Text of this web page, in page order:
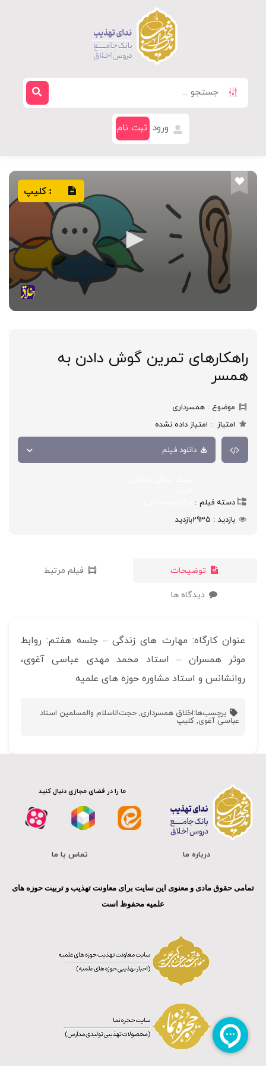
ورود ثبت نام
: کلیپ
راهکارهای تمرین گوش دادن به
همسر
موضوع
همسرداری
امتیاز
امتیاز داده نشده
دانلود فیلم
دسته فیلم
بازدید
2935بازدید
توضیحات فیلم مرتبط
دیدگاه ها
عنوان کارگاه: مهارت های زندگی – جلسه هفتم: روابط
موثر همسران – استاد محمد مهدی عباسی آغوی،
روانشانس و استاد مشاوره حوزه های علمیه
برچسب‌ها:اخلاق همسرداری,حجت‌الاسلام والمسلمین استاد
عباسی آغوی, کلیپ
ما را در فضای مجازی دنبال کنید
درباره ما تماس با ما
تمامی حقوق مادی و معنوی این سایت برای معاونت تهذیب و تربیت حوزه های
علمیه محفوظ است